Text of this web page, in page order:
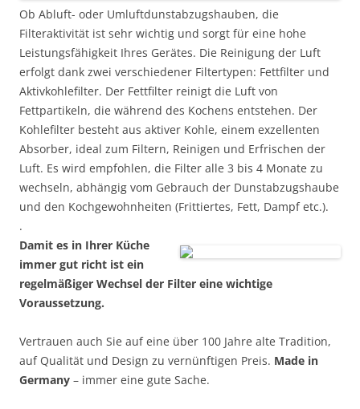
Ob Abluft- oder Umluftdunstabzugshauben, die
Filteraktivität ist sehr wichtig und sorgt für eine hohe
Leistungsfähigkeit Ihres Gerätes. Die Reinigung der Luft
erfolgt dank zwei verschiedener Filtertypen: Fettfilter und
Aktivkohlefilter. Der Fettfilter reinigt die Luft von
Fettpartikeln, die während des Kochens entstehen. Der
Kohlefilter besteht aus aktiver Kohle, einem exzellenten
Absorber, ideal zum Filtern, Reinigen und Erfrischen der
Luft. Es wird empfohlen, die Filter alle 3 bis 4 Monate zu
wechseln, abhängig vom Gebrauch der Dunstabzugshaube
und den Kochgewohnheiten (Frittiertes, Fett, Dampf etc.).
.
Damit es in Ihrer Küche
immer gut richt ist ein
regelmäßiger Wechsel der Filter eine wichtige
Voraussetzung.
Vertrauen auch Sie auf eine über 100 Jahre alte Tradition,
auf Qualität und Design zu vernünftigen Preis. Made in
Germany – immer eine gute Sache.